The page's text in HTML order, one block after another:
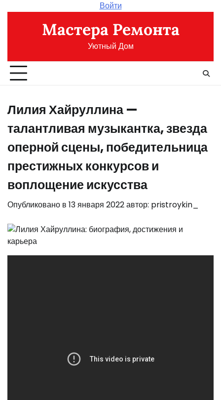
содержимому
Войти
Мастера Ремонта
Уютный Дом
Лилия Хайруллина —
талантливая музыкантка, звезда
оперной сцены, победительница
престижных конкурсов и
воплощение искусства
Опубликовано в 13 января 2022автор: pristroykin_